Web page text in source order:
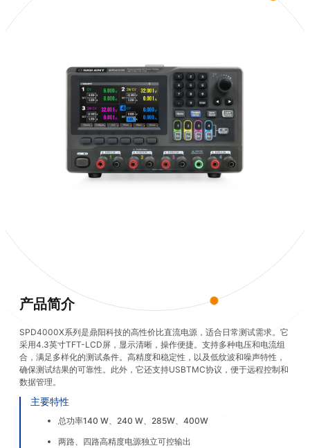
产品简介
SPD4000X系列是鼎阳科技的高性价比直流电源，适合日常测试需求。它
采用4.3英寸TFT-LCD屏，显示清晰，操作便捷。支持多种电压和电流组
合，满足多样化的测试条件。高精度和稳定性，以及低纹波和噪声特性，
确保测试结果的可靠性。此外，它还支持USBTMC协议，便于远程控制和
数据管理。
主要特性
总功率140 W、240 W、285W、400W
两路、四路高精度电源独立可控输出